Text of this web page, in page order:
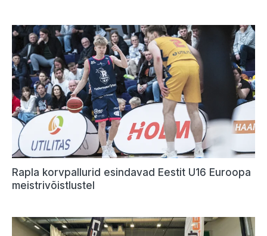
Rapla korvpallurid esindavad Eestit U16 Euroopa
meistrivõistlustel